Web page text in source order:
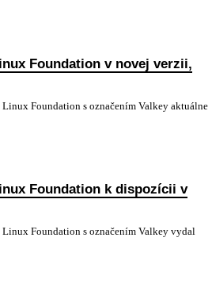
Foundation v novej verzii,
Foundation s označením Valkey aktuálne
Foundation k dispozícii v
Foundation s označením Valkey vydal